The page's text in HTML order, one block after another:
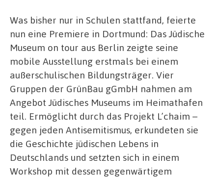
Was bisher nur in Schulen stattfand, feierte
nun eine Premiere in Dortmund: Das Jüdische
Museum on tour aus Berlin zeigte seine
mobile Ausstellung erstmals bei einem
außerschulischen Bildungsträger. Vier
Gruppen der GrünBau gGmbH nahmen am
Angebot Jüdisches Museums im Heimathafen
teil. Ermöglicht durch das Projekt L’chaim –
gegen jeden Antisemitismus, erkundeten sie
die Geschichte jüdischen Lebens in
Deutschlands und setzten sich in einem
Workshop mit dessen gegenwärtigem